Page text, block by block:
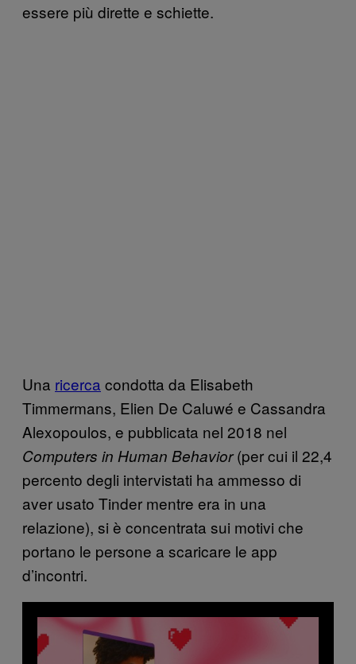
essere più dirette e schiette.
Una ricerca condotta da Elisabeth
Timmermans, Elien De Caluwé e Cassandra
Alexopoulos, e pubblicata nel 2018 nel
Computers in Human Behavior(per cui il 22,4
percento degli intervistati ha ammesso di
aver usato Tinder mentre era in una
relazione), si è concentrata sui motivi che
portano le persone a scaricare le app
d’incontri.